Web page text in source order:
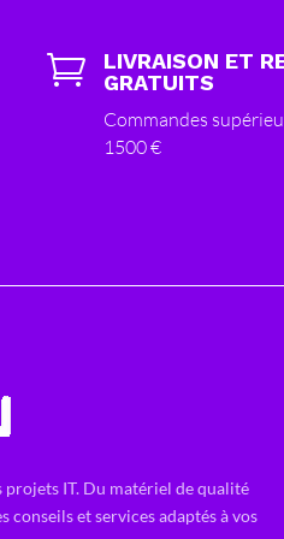

LIVRAISON ET
GRATUITS
Commandes
1500 €
IT. Du matériel de qualité
conseils et services adaptés à vos